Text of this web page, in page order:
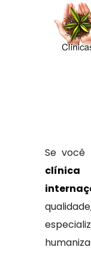
Se você
clínica